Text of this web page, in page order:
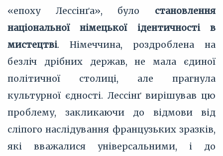
«епоху Лессінґа», було становлення
національної німецької ідентичності в
мистецтві. Німеччина, роздроблена на
безліч дрібних держав, не мала єдиної
політичної столиці, але прагнула
культурної єдності. Лессінґ вирішував цю
проблему, закликаючи до відмови від
сліпого наслідування французьких зразків,
які вважалися універсальними, і до